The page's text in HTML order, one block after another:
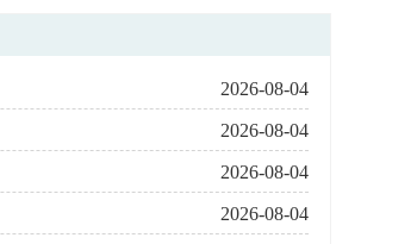
2026-08-04
2026-08-04
2026-08-04
2026-08-04